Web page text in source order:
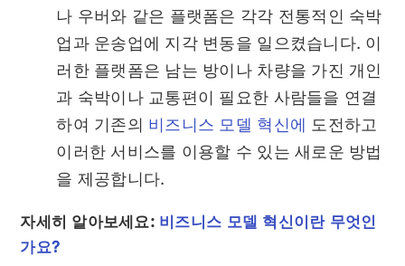
나 우버와 같은 플랫폼은 각각 전통적인 숙박
업과 운송업에 지각 변동을 일으켰습니다. 이
러한 플랫폼은 남는 방이나 차량을 가진 개인
과 숙박이나 교통편이 필요한 사람들을 연결
하여 기존의 비즈니스 모델 혁신에 도전하고
이러한 서비스를 이용할 수 있는 새로운 방법
을 제공합니다.
자세히 알아보세요: 비즈니스 모델 혁신이란 무엇인
가요?